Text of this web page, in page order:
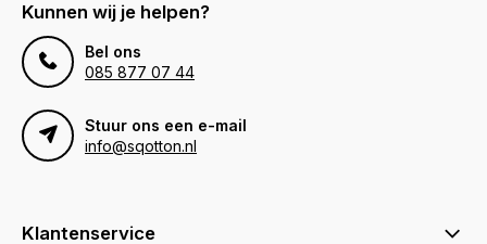
Kunnen wij je helpen?
Bel ons
085 877 07 44
Stuur ons een e-mail
info@sqotton.nl
Klantenservice